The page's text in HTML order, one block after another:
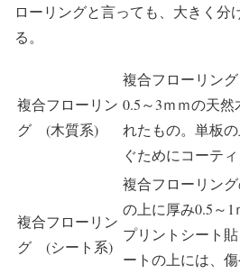
ローリングと言っても、大きく分
る。
複合フローリン
グ (木質系)
複合フローリン
0.5～3ｍｍの天
れたもの。単板
ぐためにコーテ
複合フローリン
グ (シート系)
複合フローリン
の上に厚み0.5～
プリントシート
ートの上には、